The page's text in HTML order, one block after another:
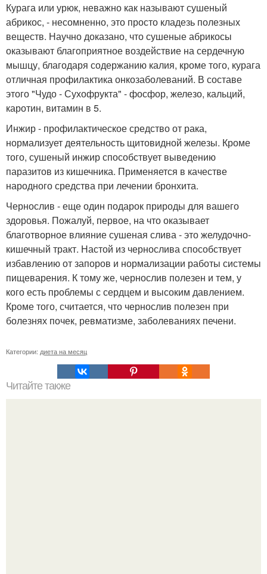
Курага или урюк, неважно как называют сушеный
абрикос, - несомненно, это просто кладезь полезных
веществ. Научно доказано, что сушеные абрикосы
оказывают благоприятное воздействие на сердечную
мышцу, благодаря содержанию калия, кроме того, курага
отличная профилактика онкозаболеваний. В составе
этого "Чудо - Сухофрукта" - фосфор, железо, кальций,
каротин, витамин в 5.
Инжир - профилактическое средство от рака,
нормализует деятельность щитовидной железы. Кроме
того, сушеный инжир способствует выведению
паразитов из кишечника. Применяется в качестве
народного средства при лечении бронхита.
Чернослив - еще один подарок природы для вашего
здоровья. Пожалуй, первое, на что оказывает
благотворное влияние сушеная слива - это желудочно-
кишечный тракт. Настой из чернослива способствует
избавлению от запоров и нормализации работы системы
пищеварения. К тому же, чернослив полезен и тем, у
кого есть проблемы с сердцем и высоким давлением.
Кроме того, считается, что чернослив полезен при
болезнях почек, ревматизме, заболеваниях печени.
Категории: диета на месяц
Читайте также